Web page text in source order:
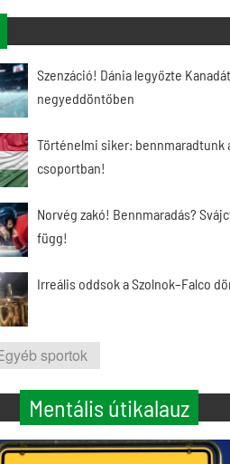
Szenzáció! Dánia legyőzte
negyeddöntőben
Történelmi siker: bennmaradtunk
csoportban!
Norvég zakó! Bennmaradás?
függ!
Irreális oddsok a Szolnok–Falco
sportok
Mentális útikalauz